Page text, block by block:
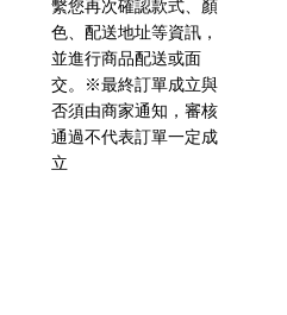
繫您再次確認款式、顏
色、配送地址等資訊，
並進行商品配送或面
交。※最終訂單成立與
否須由商家通知，審核
通過不代表訂單一定成
立